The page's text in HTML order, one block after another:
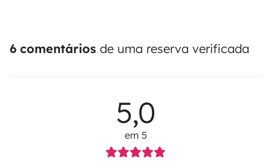
6 comentários de uma reserva verificada
5,0
em 5